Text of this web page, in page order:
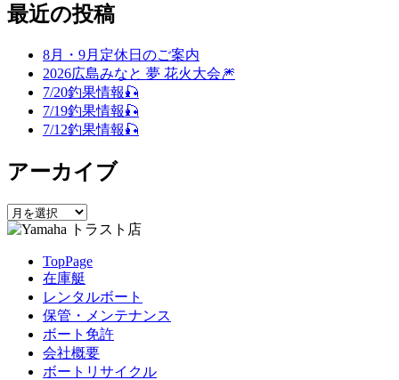
ナ
ョ
ン
対
象:
最近の投稿
8月・9月定休日のご案内
2026広島みなと 夢 花火大会🎆
7/20釣果情報🎣
7/19釣果情報🎣
7/12釣果情報🎣
アーカイブ
ア
ー
TopPage
在庫艇
レンタルボート
保管・メンテナンス
ボート免許
会社概要
ボートリサイクル